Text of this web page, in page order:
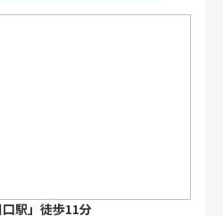
駅」徒歩11分